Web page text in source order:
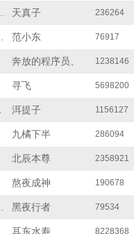
天真子 236264
范小东 76917
奔放的程序员、 1238146
寻飞 5698200
洱提子 1156127
九橘下半 286094
北辰本尊 2358921
熬夜成神 190678
黑夜行者 79534
耳东水寿 8228368